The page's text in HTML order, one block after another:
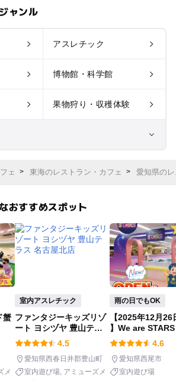
ャンル
アスレチック
博物館・科学館
果物狩り・収穫体験
植物園・フラワーパー
ク
自然景観
農業体験
社会見学
ェ 東海のレストラン・カフェ 愛知県の
おすすめスポット
蟹
メ
室内アスレチック
ファンタジーキッズリゾ
ート ヨシヅヤ 豊山テラ
ス 名古屋北店
4.5
愛知県西春日井郡豊山町
室内遊び場 アミューズメ
雨の日でもOK
【2025年12月26
】We are
ャオ店
4.6
愛知県西尾市
室内遊び場